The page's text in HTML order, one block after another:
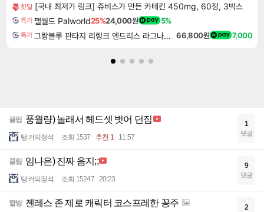
핫딜 [국내 최저가 링크] 쥬비스가 만든 카테킨 450mg, 60정, 3박스
특가 팰월드 Palworld25%24,000원 5%
특가 그랑블루 판타지 리링크 엔드리스 라그나로크 Granblue Fantasy Relink Endless Ragnarok 66,800원 7,000
클립 풍월량) 놀래서 헤드셋 벗어 던짐
탱커의정석 조회 1537 추천 1 11:57
1
댓글
클립 임나은) 진짜 음지;;
탱커의정석 조회 15247 20:23
9
댓글
짤방 젠레스 존 제로 캐릭터 코스프레한 꽁주 2